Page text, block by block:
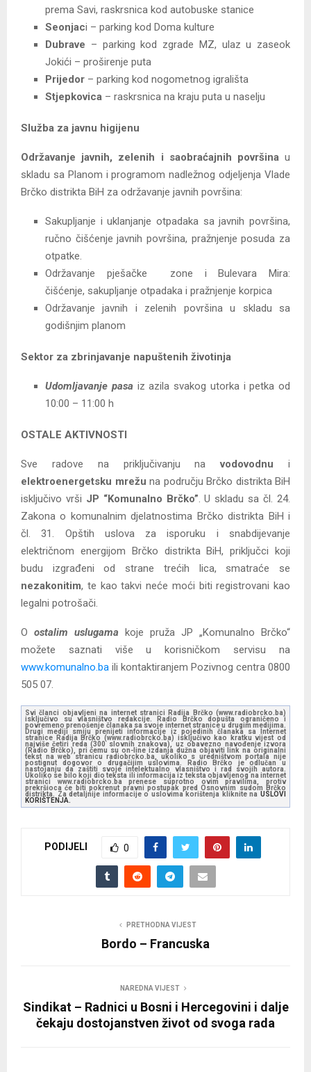
prema Savi, raskrsnica kod autobuske stanice
Seonjaci – parking kod Doma kulture
Dubrave – parking kod zgrade MZ, ulaz u zaseok
Jokići – proširenje puta
Prijedor – parking kod nogometnog igrališta
Stjepkovica – raskrsnica na kraju puta u naselju
Služba za javnu higijenu
Održavanje javnih, zelenih i saobraćajnih površinau
skladu sa Planom i programom nadležnog odjeljenja Vlade
Brčko distrikta BiH za održavanje javnih površina:
Sakupljanje i uklanjanje otpadaka sa javnih površina,
ručno čišćenje javnih površina, pražnjenje posuda za
otpatke.
Održavanje pješačke zone i Bulevara Mira:
čišćenje, sakupljanje otpadaka i pražnjenje korpica
Održavanje javnih i zelenih površina u skladu sa
godišnjim planom
Sektor za zbrinjavanje napuštenih životinja
Udomljavanje pasa iz azila svakog utorka i petka od
10:00 – 11:00 h
OSTALE AKTIVNOSTI
Sve radove na priključivanju navodovodnu i
elektroenergetsku mrežu na području Brčko distrikta BiH
isključivo vrši JP “Komunalno Brčko”. U skladu sa čl. 24.
Zakona o komunalnim djelatnostima Brčko distrikta BiH i
čl. 31. Opštih uslova za isporuku i snabdijevanje
električnom energijom Brčko distrikta BiH, priključci koji
budu izgrađeni od strane trećih lica, smatraće se
nezakonitim, te kao takvi neće moći biti registrovani kao
legalni potrošači.
O ostalim uslugama koje pruža JP „Komunalno Brčko“
možete saznati više u korisničkom servisu na
www.komunalno.ba ili kontaktiranjem Pozivnog centra 0800
505 07.
Svi članci objavljeni na internet stranici Radija Brčko (www.radiobrcko.ba)
isključivo su vlasništvo redakcije. Radio Brčko dopušta ograničeno i
povremeno prenošenje članaka sa svoje internet stranice u drugim medijima.
Drugi mediji smiju prenijeti informacije iz pojedinih članaka sa Internet
stranice Radija Brčko (www.radiobrcko.ba) isključivo kao kratku vijest od
najviše četiri reda (300 slovnih znakova), uz obavezno navođenje izvora
(Radio Brčko), pri čemu su on-line izdanja dužna objaviti link na originalni
tekst na web stranicu radiobrcko.ba, ukoliko s uredništvom portala nije
postignut dogovor o drugačijim uslovima. Radio Brčko je odlučan u
nastojanju da zaštiti svoje intelektualno vlasništvo i rad svojih autora.
Ukoliko se bilo koji dio teksta ili informacija iz teksta objavljenog na internet
stranici www.radiobrcko.ba prenese suprotno ovim pravilima, protiv
prekršioca će biti pokrenut pravni postupak pred Osnovnim sudom Brčko
distrikta. Za detaljnije informacije o uslovima korištenja kliknite na USLOVI
KORIŠTENJA.
PODIJELI 0
PRETHODNA VIJEST
Bordo – Francuska
NAREDNA VIJEST
Sindikat – Radnici u Bosni i Hercegovini i dalje
čekaju dostojanstven život od svoga rada